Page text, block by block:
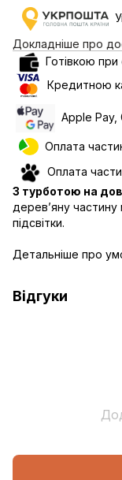
Докладніше про
Готівкою при
Кредитною
Apple Pay,
Оплата
Оплата
З турботою на
дерев’яну частину
підсвітки.
Детальніше про
Відгуки